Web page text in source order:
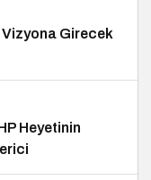
Girecek
Heyetinin